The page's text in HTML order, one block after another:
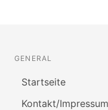
GENERAL
Startseite
Kontakt/Impressum